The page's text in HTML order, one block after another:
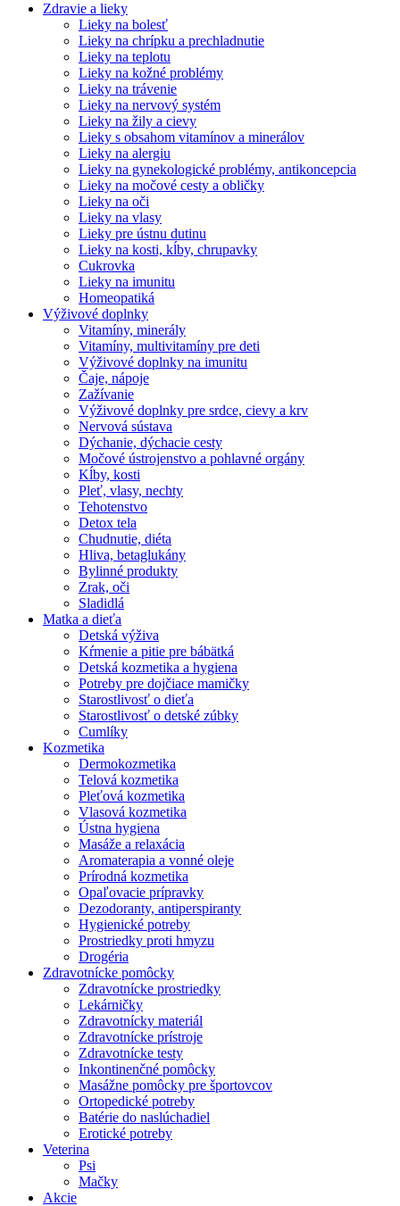
Zdravie a lieky
Lieky na bolesť
Lieky na chrípku a prechladnutie
Lieky na teplotu
Lieky na kožné problémy
Lieky na trávenie
Lieky na nervový systém
Lieky na žily a cievy
Lieky s obsahom vitamínov a minerálov
Lieky na alergiu
Lieky na gynekologické problémy, antikoncepcia
Lieky na močové cesty a obličky
Lieky na oči
Lieky na vlasy
Lieky pre ústnu dutinu
Lieky na kosti, kĺby, chrupavky
Cukrovka
Lieky na imunitu
Homeopatiká
Výživové doplnky
Vitamíny, minerály
Vitamíny, multivitamíny pre deti
Výživové doplnky na imunitu
Čaje, nápoje
Zažívanie
Výživové doplnky pre srdce, cievy a krv
Nervová sústava
Dýchanie, dýchacie cesty
Močové ústrojenstvo a pohlavné orgány
Kĺby, kosti
Pleť, vlasy, nechty
Tehotenstvo
Detox tela
Chudnutie, diéta
Hliva, betaglukány
Bylinné produkty
Zrak, oči
Sladidlá
Matka a dieťa
Detská výživa
Kŕmenie a pitie pre bábätká
Detská kozmetika a hygiena
Potreby pre dojčiace mamičky
Starostlivosť o dieťa
Starostlivosť o detské zúbky
Cumlíky
Kozmetika
Dermokozmetika
Telová kozmetika
Pleťová kozmetika
Vlasová kozmetika
Ústna hygiena
Masáže a relaxácia
Aromaterapia a vonné oleje
Prírodná kozmetika
Opaľovacie prípravky
Dezodoranty, antiperspiranty
Hygienické potreby
Prostriedky proti hmyzu
Drogéria
Zdravotnícke pomôcky
Zdravotnícke prostriedky
Lekárničky
Zdravotnícky materiál
Zdravotnícke prístroje
Zdravotnícke testy
Inkontinenčné pomôcky
Masážne pomôcky pre športovcov
Ortopedické potreby
Batérie do naslúchadiel
Erotické potreby
Veterina
Psi
Mačky
Akcie